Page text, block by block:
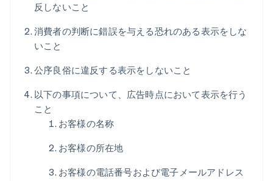
反しないこと
消費者の判断に錯誤を与える恐れのある表示をしな
いこと
公序良俗に違反する表示をしないこと
以下の事項について、広告時点において表示を行う
こと
お客様の名称
お客様の所在地
お客様の電話番号および電子メールアドレス